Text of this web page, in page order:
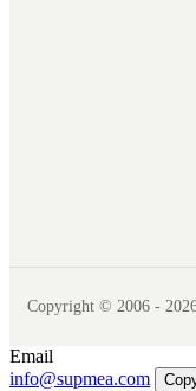
Copyright © 2006 -
Email
info@supmea.com